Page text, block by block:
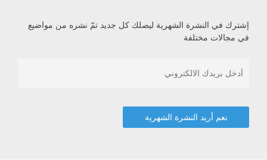
إشترك في النشرة الشهرية ليصلك كل جديد تمّ نشره من مواضيع
في مجالات مختلفة